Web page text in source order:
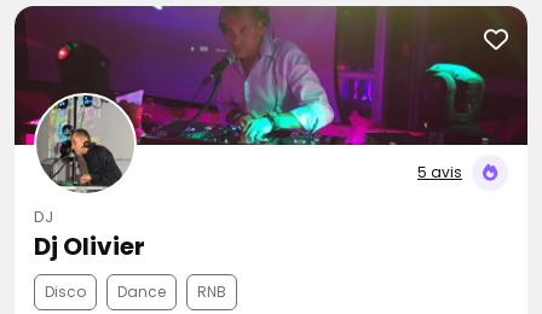
5 avis
DJ
Dj Olivier
Disco Dance RNB